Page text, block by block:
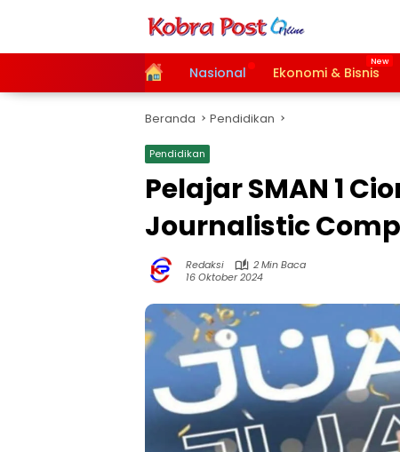
HomeNasional Ekonomi & Bisnis
Beranda Pendidikan
Pendidikan
Pelajar SMAN 1
Journalistic
Redaksi
2 Min Baca
16 Oktober 2024